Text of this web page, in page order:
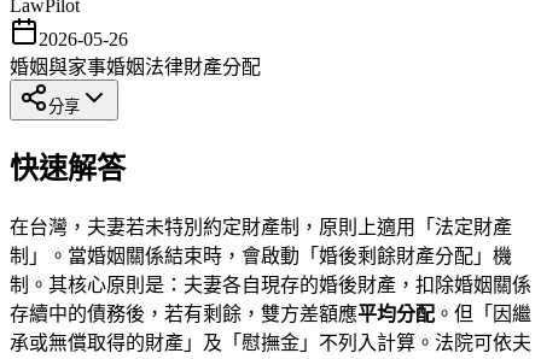
LawPilot
2026-05-26
婚姻與家事婚姻法律財產分配
分享
快速解答
在台灣，夫妻若未特別約定財產制，原則上適用「法定財產
制」。當婚姻關係結束時，會啟動「婚後剩餘財產分配」機
制。其核心原則是：夫妻各自現存的婚後財產，扣除婚姻關係
存續中的債務後，若有剩餘，雙方差額應平均分配 。但「因繼
承或無償取得的財產」及「慰撫金」不列入計算。法院可依夫